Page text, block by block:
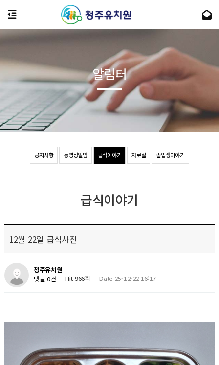
공지사항 동영상앨범 급식이야기 자료실 졸업생이야기
알림터
급식이야기
12월 22일 급식사진
청주유치원
댓글 0건
Hit 966회 Date 25-12-22 16:17